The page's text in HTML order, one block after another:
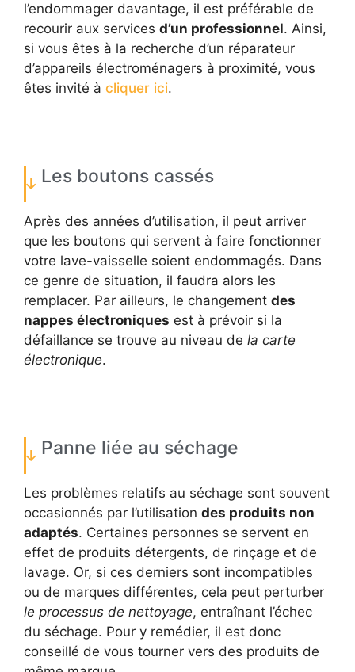
l’endommager davantage, il est préférable de
recourir aux services d’un professionnel. Ainsi,
si vous êtes à la recherche d’un réparateur
d’appareils électroménagers à proximité, vous
êtes invité à cliquer ici.
Les boutons cassés
Après des années d’utilisation, il peut arriver
que les boutons qui servent à faire fonctionner
votre lave-vaisselle soient endommagés. Dans
ce genre de situation, il faudra alors les
remplacer. Par ailleurs, le changement des
nappes électroniques est à prévoir si la
défaillance se trouve au niveau de la carte
électronique.
Panne liée au séchage
Les problèmes relatifs au séchage sont souvent
occasionnés par l’utilisation des produits non
adaptés. Certaines personnes se servent en
effet de produits détergents, de rinçage et de
lavage. Or, si ces derniers sont incompatibles
ou de marques différentes, cela peut perturber
le processus de nettoyage, entraînant l’échec
du séchage. Pour y remédier, il est donc
conseillé de vous tourner vers des produits de